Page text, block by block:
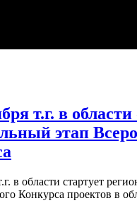
т.г. в области
этап
в области стартует
Конкурса проектов в